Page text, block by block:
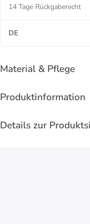
14 Tage Rückgaberecht
DE
Material & Pflege
Produktinformation
Details zur